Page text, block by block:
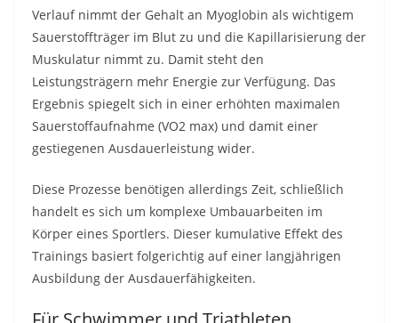
Verlauf nimmt der Gehalt an Myoglobin als wichtigem
Sauerstoffträger im Blut zu und die Kapillarisierung der
Muskulatur nimmt zu. Damit steht den
Leistungsträgern mehr Energie zur Verfügung. Das
Ergebnis spiegelt sich in einer erhöhten maximalen
Sauerstoffaufnahme (VO2 max) und damit einer
gestiegenen Ausdauerleistung wider.
Diese Prozesse benötigen allerdings Zeit, schließlich
handelt es sich um komplexe Umbauarbeiten im
Körper eines Sportlers. Dieser kumulative Effekt des
Trainings basiert folgerichtig auf einer langjährigen
Ausbildung der Ausdauerfähigkeiten.